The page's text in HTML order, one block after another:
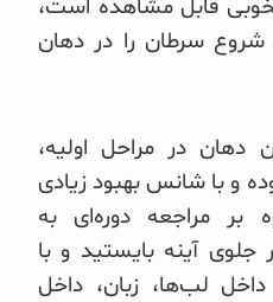
قابل مشاهده است،
شروع سرطان را در دهان
دهان در مراحل اولیه،
و با شانس بهبود زیادی
مراجعه دوره‌ای به
آینه بایستید و با
لب‌ها، زبان، داخل